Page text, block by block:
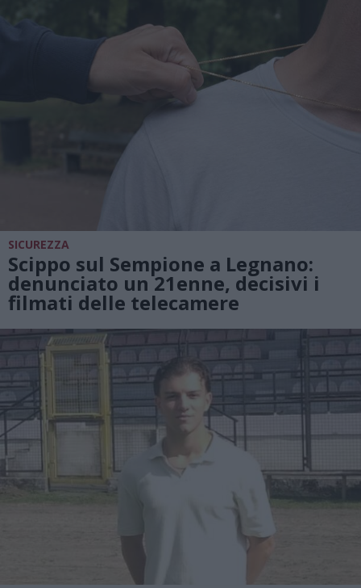
SICUREZZA
Scippo sul Sempione a Legnano:
denunciato un 21enne, decisivi i
filmati delle telecamere